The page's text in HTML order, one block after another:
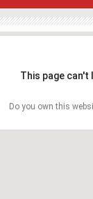
This page
Do you own this